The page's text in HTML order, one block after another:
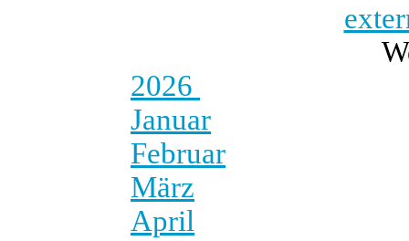
2026
Januar
Februar
März
April